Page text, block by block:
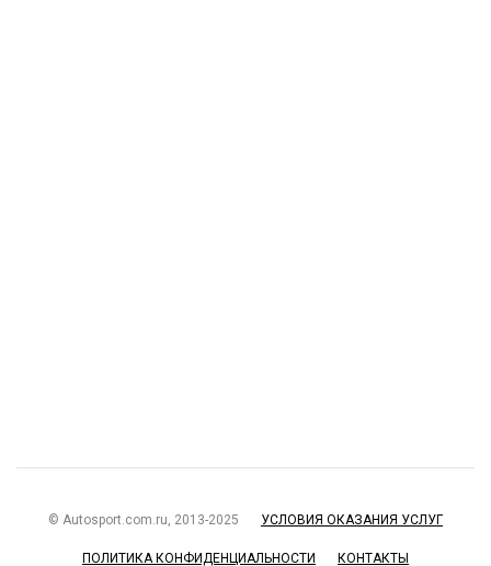
© Autosport.com.ru, 2013-2025 УСЛОВИЯ ОКАЗАНИЯ УСЛУГ
ПОЛИТИКА КОНФИДЕНЦИАЛЬНОСТИ КОНТАКТЫ